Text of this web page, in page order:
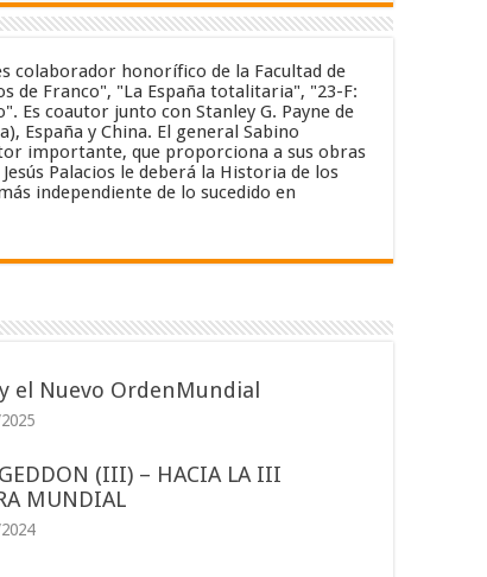
colaborador honorífico de la Facultad de
de Franco", "La España totalitaria", "23-F:
Es coautor junto con Stanley G. Payne de
España y China. El general Sabino
importante, que proporciona a sus obras
Palacios le deberá la Historia de los
independiente de lo sucedido en
el Nuevo OrdenMundial
(III) – HACIA LA III
MUNDIAL